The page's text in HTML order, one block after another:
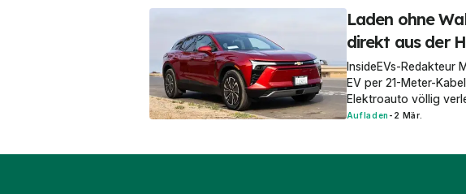
Laden ohne
direkt aus der
InsideEVs-Redakteur
EV per 21-Meter-
Elektroauto völlig
Aufladen - 2 Mär.